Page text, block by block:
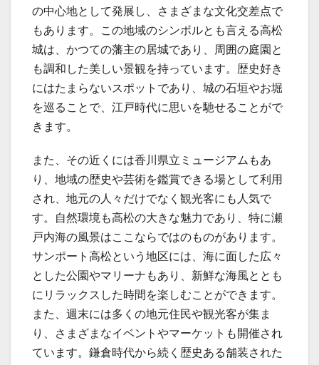
の中心地として発展し、さまざまな文化交差点で
もあります。この地域のシンボルとも言える高松
城は、かつての藩主の居城であり、周囲の庭園と
も調和した美しい景観を持っています。歴史好き
にはたまらないスポットであり、城の石垣やお堀
を巡ることで、江戸時代に思いを馳せることがで
きます。
また、その近くには香川県立ミュージアムもあ
り、地域の歴史や芸術を鑑賞できる場として利用
され、地元の人々だけでなく観光客にも人気で
す。自然環境も高松の大きな魅力であり、特に瀬
戸内海の風景はここならではのものがあります。
サンポート高松という地区には、海に面した広々
とした公園やマリーナもあり、新鮮な海風ととも
にリラックスした時間を楽しむことができます。
また、週末には多くの地元住民や観光客が集ま
り、さまざまなイベントやマーケットも開催され
ています。鎌倉時代から続く歴史ある舗装された